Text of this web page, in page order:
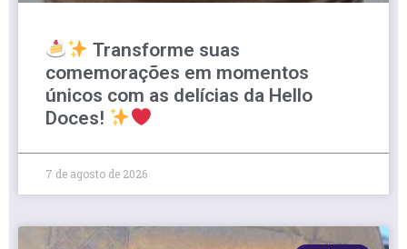
Transforme suas
comemorações em momentos
únicos com as delícias da Hello
Doces!
7 de agosto de 2026